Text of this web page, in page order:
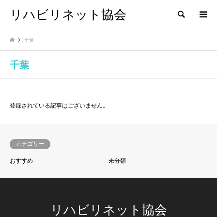
リハビリネット協会 検索
千葉
千葉
登録されている記事はございません。
カテゴリー
おすすめ 未分類
リハビリネット協会